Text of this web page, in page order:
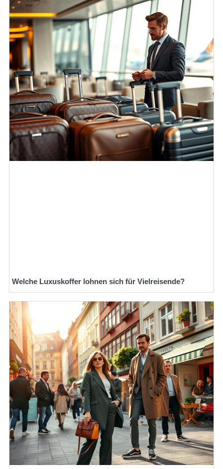
Welche Luxuskoffer lohnen sich für Vielreisende?